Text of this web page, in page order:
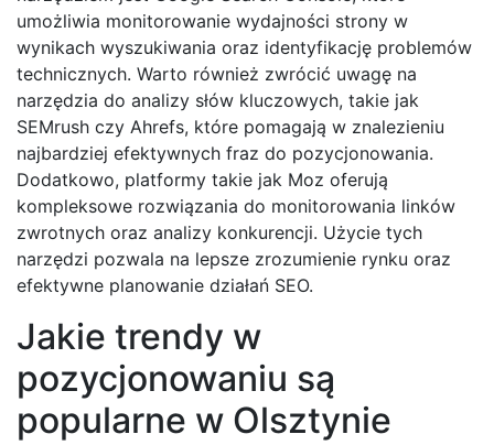
umożliwia monitorowanie wydajności strony w
wynikach wyszukiwania oraz identyfikację problemów
technicznych. Warto również zwrócić uwagę na
narzędzia do analizy słów kluczowych, takie jak
SEMrush czy Ahrefs, które pomagają w znalezieniu
najbardziej efektywnych fraz do pozycjonowania.
Dodatkowo, platformy takie jak Moz oferują
kompleksowe rozwiązania do monitorowania linków
zwrotnych oraz analizy konkurencji. Użycie tych
narzędzi pozwala na lepsze zrozumienie rynku oraz
efektywne planowanie działań SEO.
Jakie trendy w
pozycjonowaniu są
popularne w Olsztynie